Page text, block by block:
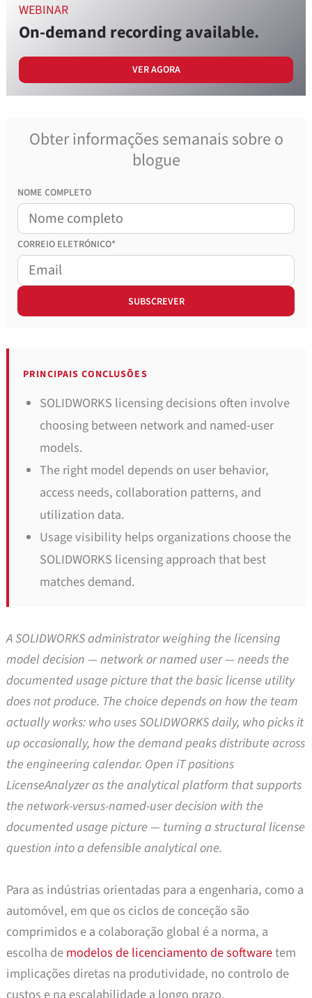
PRINCIPAIS CONCLUSÕES
SOLIDWORKS licensing decisions often involve
choosing between network and named-user
models.
The right model depends on user behavior,
access needs, collaboration patterns, and
utilization data.
Usage visibility helps organizations choose the
SOLIDWORKS licensing approach that best
matches demand.
A SOLIDWORKS administrator weighing the licensing
model decision — network or named user — needs the
documented usage picture that the basic license utility
does not produce. The choice depends on how the team
actually works: who uses SOLIDWORKS daily, who picks it
up occasionally, how the demand peaks distribute across
the engineering calendar. Open iT positions
LicenseAnalyzer as the analytical platform that supports
the network-versus-named-user decision with the
documented usage picture — turning a structural license
question into a defensible analytical one.
Para as indústrias orientadas para a engenharia, como a
automóvel, em que os ciclos de conceção são
comprimidos e a colaboração global é a norma, a
escolha demodelos de licenciamento de softwaretem
implicações diretas na produtividade, no controlo de
WEBINAR
On-demand recording available.
VER AGORA
Obter informações semanais sobre o
blogue
NOME COMPLETO
CORREIO ELETRÓNICO*